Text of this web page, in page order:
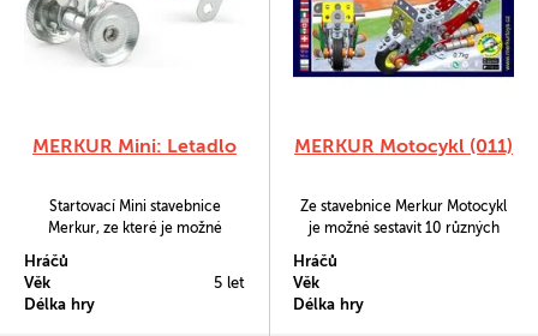
MERKUR Mini: Letadlo
Startovací Mini stavebnice
Merkur, ze které je možné
Balení obsahuje 33 součástek.
Ideální pro trénink jemné
motoriky a představivosti.
Hráčů
Věk
5 let
Délka hry
MERKUR Motocykl (011)
Ze stavebnice Merkur Motocykl
je možné sestavit 10 různých
Hráčů
Věk
Délka hry